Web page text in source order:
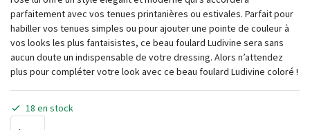
parfaitement avec vos tenues printanières ou estivales. Parfait pour
habiller vos tenues simples ou pour ajouter une pointe de couleur à
vos looks les plus fantaisistes, ce beau foulard Ludivine sera sans
aucun doute un indispensable de votre dressing. Alors n’attendez
plus pour compléter votre look avec ce beau foulard Ludivine coloré !
18 en stock